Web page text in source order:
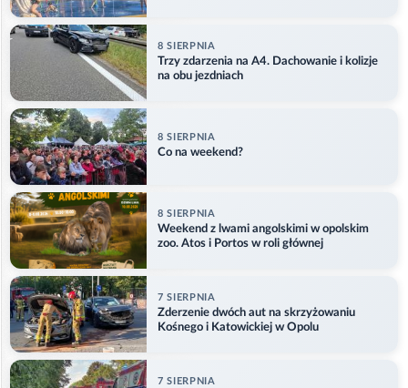
8 SIERPNIA
Trzy zdarzenia na A4. Dachowanie i kolizje
na obu jezdniach
8 SIERPNIA
Co na weekend?
8 SIERPNIA
Weekend z lwami angolskimi w opolskim
zoo. Atos i Portos w roli głównej
7 SIERPNIA
Zderzenie dwóch aut na skrzyżowaniu
Kośnego i Katowickiej w Opolu
7 SIERPNIA